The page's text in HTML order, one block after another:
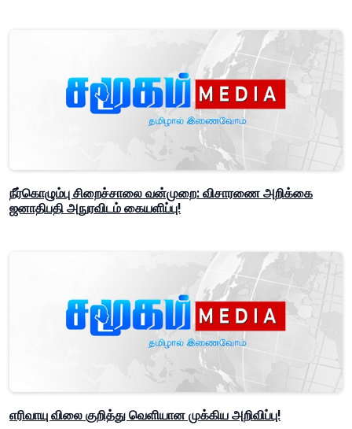
நீர்கொழும்பு சிறைச்சாலை வன்முறை: விசாரணை அறிக்கை
ஜனாதிபதி அநுரவிடம் கையளிப்பு!
எரிவாயு விலை குறித்து வெளியான முக்கிய அறிவிப்பு!